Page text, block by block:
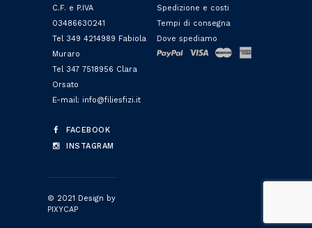
C.F. e P.IVA
03486630241
Tel 349 4214989 Fabiola
Muraro
Tel 347 7518956 Clara
Orsato
E-mail: info@filiesfizi.it
FACEBOOK
INSTAGRAM
Spedizione e costi
Tempi di consegna
Dove spediamo
© 2021 Design by
PIXYCAP